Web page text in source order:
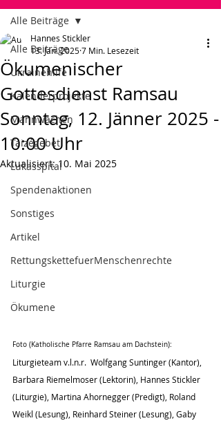
Alle Beiträge
Ukrainehilfe
Kalenderprojekte
Mahnwachen
Taizégebet
Lukasspital
Spendenaktionen
Sonstiges
Artikel
RettungskettefuerMenschenrechte
Liturgie
Ökumene
Alle Beiträge
Ökumenischer
Gottesdienst Ramsau
Sonntag, 12. Jänner 2025 -
10:00 Uhr
Hannes Stickler
13. Jan. 20257 Min. Lesezeit
Aktualisiert:10. Mai 2025
Foto (Katholische Pfarre Ramsau am Dachstein):
Liturgieteam v.l.n.r.  Wolfgang Suntinger (Kantor),
Barbara Riemelmoser (Lektorin), Hannes Stickler
(Liturgie), Martina Ahornegger (Predigt), Roland
Weikl (Lesung), Reinhard Steiner (Lesung), Gaby